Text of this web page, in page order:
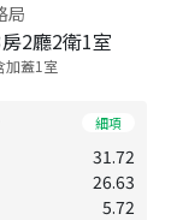
局
2廳2衛1室
加蓋1室
細項
31.72
26.63
5.72